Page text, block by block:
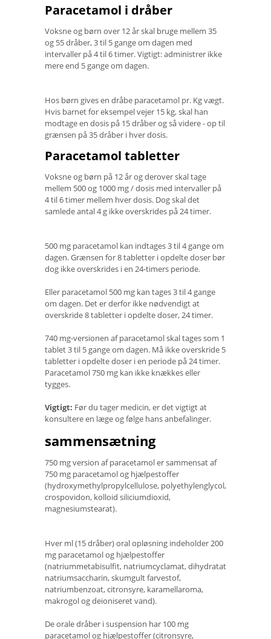
Paracetamol i dråber
Voksne og børn over 12 år skal bruge mellem 35
og 55 dråber, 3 til 5 gange om dagen med
intervaller på 4 til 6 timer. Vigtigt: administrer ikke
mere end 5 gange om dagen.
Hos børn gives en dråbe paracetamol pr. Kg vægt.
Hvis barnet for eksempel vejer 15 kg, skal han
modtage en dosis på 15 dråber og så videre - op til
grænsen på 35 dråber i hver dosis.
Paracetamol tabletter
Voksne og børn på 12 år og derover skal tage
mellem 500 og 1000 mg / dosis med intervaller på
4 til 6 timer mellem hver dosis. Dog skal det
samlede antal 4 g ikke overskrides på 24 timer.
500 mg paracetamol kan indtages 3 til 4 gange om
dagen. Grænsen for 8 tabletter i opdelte doser bør
dog ikke overskrides i en 24-timers periode.
Eller paracetamol 500 mg kan tages 3 til 4 gange
om dagen. Det er derfor ikke nødvendigt at
overskride 8 tabletter i opdelte doser, 24 timer.
740 mg-versionen af ​​paracetamol skal tages som 1
tablet 3 til 5 gange om dagen. Må ikke overskride 5
tabletter i opdelte doser i en periode på 24 timer.
Paracetamol 750 mg kan ikke knækkes eller
tygges.
Vigtigt: Før du tager medicin, er det vigtigt at
konsultere en læge og følge hans anbefalinger.
sammensætning
750 mg version af paracetamol er sammensat af
750 mg paracetamol og hjælpestoffer
(hydroxymethylpropylcellulose, polyethylenglycol,
crospovidon, kolloid siliciumdioxid,
magnesiumstearat).
Hver ml (15 dråber) oral opløsning indeholder 200
mg paracetamol og hjælpestoffer
(natriummetabisulfit, natriumcyclamat, dihydratat
natriumsaccharin, skumgult farvestof,
natriumbenzoat, citronsyre, karamellaroma,
makrogol og deioniseret vand).
De orale dråber i suspension har 100 mg
paracetamol og hjælpestoffer (citronsyre,